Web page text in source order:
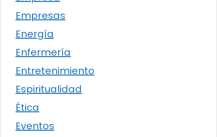
Empresas
Energía
Enfermería
Entretenimiento
Espiritualidad
Ética
Eventos